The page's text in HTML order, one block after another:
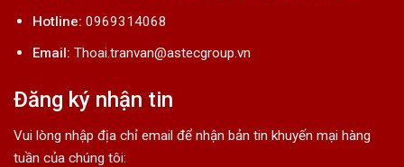
Hotline: 0969314068
Email: Thoai.tranvan@astecgroup.vn
Đăng ký nhận tin
Vui lòng nhập địa chỉ email để nhận bản tin khuyến mại hàng
tuần của chúng tôi: